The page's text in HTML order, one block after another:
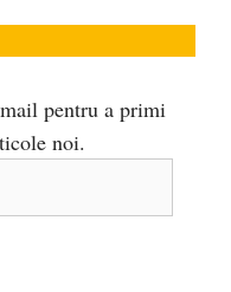
pentru a primi
noi.